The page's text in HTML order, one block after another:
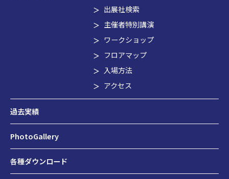
出展社検索
主催者特別講演
ワークショップ
フロアマップ
入場方法
アクセス
過去実績
PhotoGallery
各種ダウンロード